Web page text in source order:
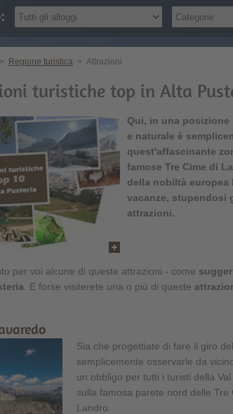
> Regione turistica > Attrazioni
turistiche top in Alta
Qui, in una posizione
e naturale è
quest'affascinante
famose Tre Cime di
della nobiltà
vacanze, stupendosi
attrazioni.
per voi alcune di queste attrazioni - come
. E forse visiterete una o più di queste
Sia che progettiate di fare il giro
semplicemente osservarle da
un obbligo per tutti i turisti della
sulla famosa parete nord delle
Landro.